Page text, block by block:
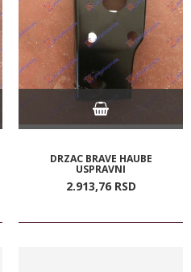
DRZAC BRAVE HAUBE
USPRAVNI
2.913,76 RSD